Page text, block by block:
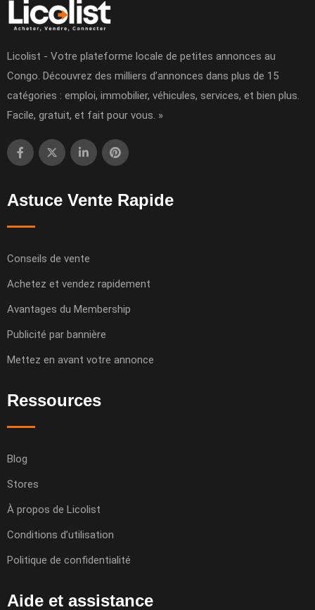
Licolist - Votre plateforme locale de petites annonces au
Congo. Découvrez des milliers d’annonces dans plus de 15
catégories : emploi, immobilier, véhicules, services, et bien plus.
Facile, gratuit, et fait pour vous. »
Astuce Vente Rapide
Conseils de vente
Achetez et vendez rapidement
Avantages du Membership
Publicité par bannière
Mettez en avant votre annonce
Ressources
Blog
Stores
À propos de Licolist
Conditions d’utilisation
Politique de confidentialité
Aide et assistance